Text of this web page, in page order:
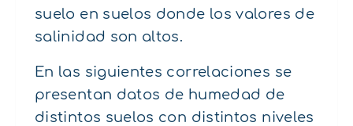
suelo en suelos donde los valores de
salinidad son altos.
En las siguientes correlaciones se
presentan datos de humedad de
distintos suelos con distintos niveles